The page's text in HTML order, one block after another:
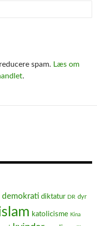
spam. Læs om
.
demokrati diktatur DR dyr
katolicisme Kina